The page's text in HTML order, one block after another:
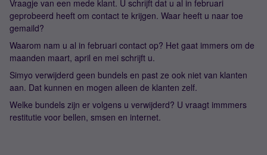
Vraagje van een mede klant. U schrijft dat u al in februari
geprobeerd heeft om contact te krijgen. Waar heeft u naar toe
gemaild?
Waarom nam u al in februari contact op? Het gaat immers om de
maanden maart, april en mei schrijft u.
Simyo verwijderd geen bundels en past ze ook niet van klanten
aan. Dat kunnen en mogen alleen de klanten zelf.
Welke bundels zijn er volgens u verwijderd? U vraagt immmers
restitutie voor bellen, smsen en internet.